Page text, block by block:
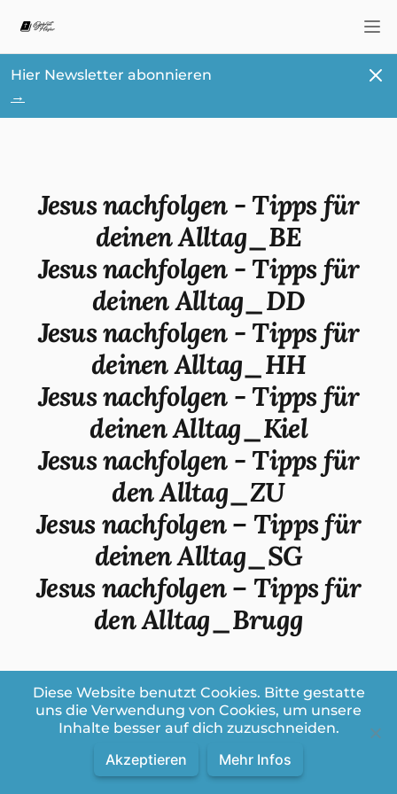
Hier Newsletter abonnieren
→
Jesus nachfolgen - Tipps für
deinen Alltag_BE
Jesus nachfolgen - Tipps für
deinen Alltag_DD
Jesus nachfolgen - Tipps für
deinen Alltag_HH
Jesus nachfolgen - Tipps für
deinen Alltag_Kiel
Jesus nachfolgen - Tipps für
den Alltag_ZU
Jesus nachfolgen – Tipps für
deinen Alltag_SG
Jesus nachfolgen – Tipps für
den Alltag_Brugg
Diese Website benutzt Cookies. Bitte gestatte
uns die Verwendung von Cookies, um unsere
Inhalte besser auf dich zuzuschneiden.
Akzeptieren Mehr Infos